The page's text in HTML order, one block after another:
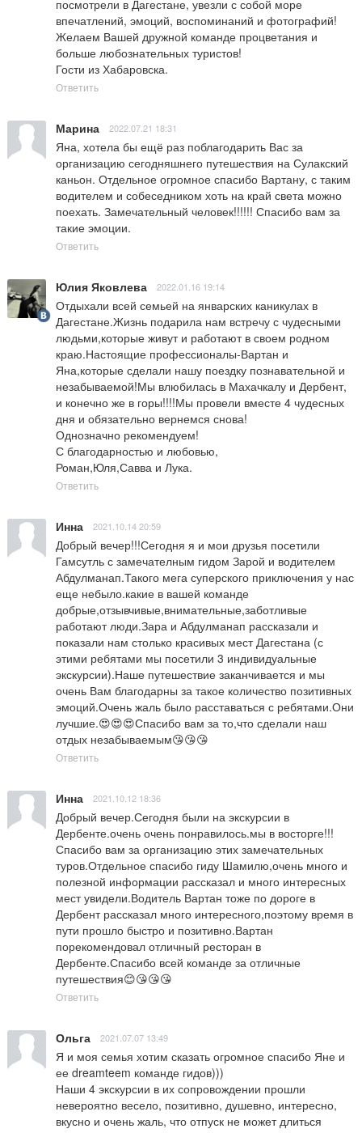
посмотрели в Дагестане, увезли с собой море
впечатлений, эмоций, воспоминаний и фотографий!
Желаем Вашей дружной команде процветания и
больше любознательных туристов!
Гости из Хабаровска.
Ответить
Марина 2022.07.21 18:31
Яна, хотела бы ещё раз поблагодарить Вас за
организацию сегодняшнего путешествия на Сулакский
каньон. Отдельное огромное спасибо Вартану, с таким
водителем и собеседником хоть на край света можно
поехать. Замечательный человек!!!!!! Спасибо вам за
такие эмоции.
Ответить
Юлия Яковлева 2022.01.16 19:14
Отдыхали всей семьей на январских каникулах в
Дагестане.Жизнь подарила нам встречу с чудесными
людьми,которые живут и работают в своем родном
краю.Настоящие профессионалы-Вартан и
Яна,которые сделали нашу поездку познавательной и
незабываемой!Мы влюбилась в Махачкалу и Дербент,
и конечно же в горы!!!!Мы провели вместе 4 чудесных
дня и обязательно вернемся снова!
Однозначно рекомендуем!
С благодарностью и любовью,
Роман,Юля,Савва и Лука.
Ответить
Инна 2021.10.14 20:59
Добрый вечер!!!Сегодня я и мои друзья посетили
Гамсутль с замечателным гидом Зарой и водителем
Абдулманап.Такого мега суперского приключения у нас
еще небыло.какие в вашей команде
добрые,отзывчивые,внимательные,заботливые
работают люди.Зара и Абдулманап рассказали и
показали нам столько красивых мест Дагестана (с
этими ребятами мы посетили 3 индивидуальные
экскурсии).Наше путешествие заканчивается и мы
очень Вам благодарны за такое количество позитивных
эмоций.Очень жаль было расставаться с ребятами.Они
лучшие.😍😍😍Спасибо вам за то,что сделали наш
отдых незабываемым😘😘😘
Ответить
Инна 2021.10.12 18:36
Добрый вечер.Сегодня были на экскурсии в
Дербенте.очень очень понравилось.мы в восторге!!!
Спасибо вам за организацию этих замечательных
туров.Отдельное спасибо гиду Шамилю,очень много и
полезной информации рассказал и много интересных
мест увидели.Водитель Вартан тоже по дороге в
Дербент рассказал много интересного,поэтому время в
пути прошло быстро и позитивно.Вартан
порекомендовал отличный ресторан в
Дербенте.Спасибо всей команде за отличные
путешествия😊😘😘😘
Ответить
Ольга 2021.07.07 13:49
Я и моя семья хотим сказать огромное спасибо Яне и
ее dreamteem команде гидов)))
Наши 4 экскурсии в их сопровождении прошли
невероятно весело, позитивно, душевно, интересно,
вкусно и очень жаль, что отпуск не может длиться